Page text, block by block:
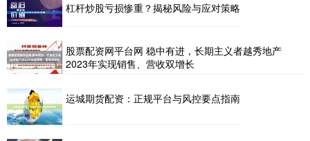
杠杆炒股亏损惨重？揭秘风险与应对策略
股票配资网平台网 稳中有进，长期主义者越秀地产
2023年实现销售、营收双增长
运城期货配资：正规平台与风控要点指南